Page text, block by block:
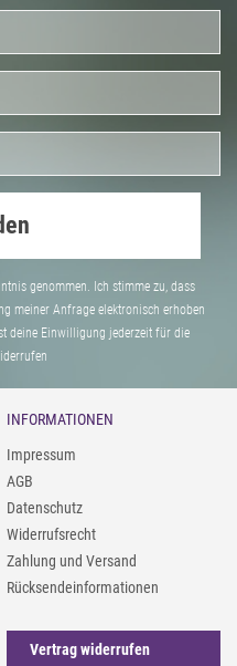
genommen. Ich stimme zu, dass
meiner Anfrage elektronisch erhoben
deine Einwilligung jederzeit für die
INFORMATIONEN
Impressum
AGB
Datenschutz
Widerrufsrecht
Zahlung und Versand
Rücksendeinformationen
Vertrag widerrufen